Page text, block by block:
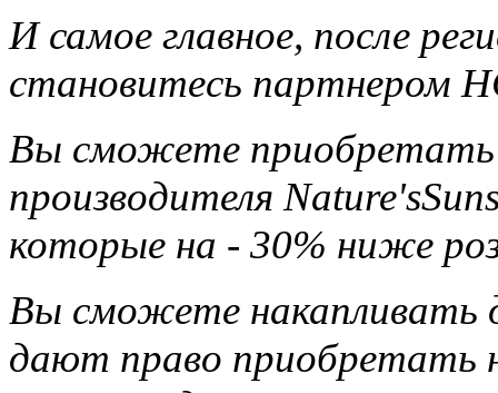
И самое главное, после
становитесь партнером
Вы сможете приобретать
производителя
которые на - 30% ниже
Вы сможете накапливать
дают право приобретать